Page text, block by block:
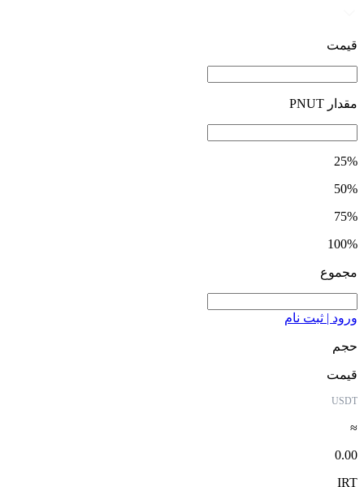
قیمت
مقدار PNUT
25%
50%
75%
100%
مجموع
ورود | ثبت نام
حجم
قیمت
USDT
≈
0.00
IRT